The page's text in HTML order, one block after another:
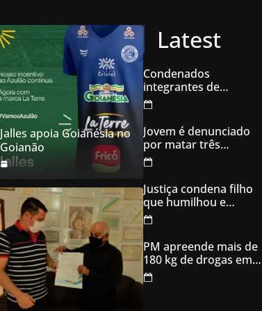
Jalles apoia Goianésia no
Goianão
Latest
Condenados
integrantes de
organização
criminosa acusados
de explodir caixas
eletrônicos
Jovem é denunciado
por matar três
filhotes de cachorro e
usar sangue para
ameaçar os donos,
em Aparecida de
Goiânia
Justiça condena filho
que humilhou e
ameaçou mãe idosa;
da prisão à sentença
condenatória foram
apenas 21 dias
PM apreende mais de
180 kg de drogas em
Goiás